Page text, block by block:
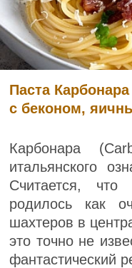
Паста
с беконом,
Карбонара
итальянского
Считается,
родилось как
шахтеров в
это точно не
фантастический